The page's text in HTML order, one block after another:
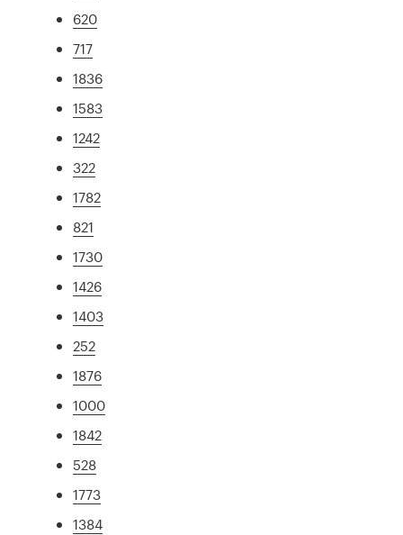
620
717
1836
1583
1242
322
1782
821
1730
1426
1403
252
1876
1000
1842
528
1773
1384